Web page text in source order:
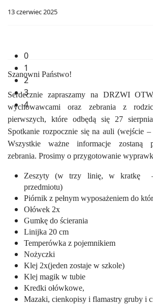
0
1
2
3
4
13 czerwiec 2025
Szanowni Państwo!
Serdecznie zapraszamy na DRZWI
wychowawcami
oraz zebrania z
pierwszych, które odbędą się 27
Spotkanie rozpocznie się na auli (wejście –
Wszystkie ważne informacje zostaną
zebrania. Prosimy o przygotowanie
Zeszyty (w trzy linię, w kratkę
przedmiotu)
Piórnik z pełnym wyposażeniem do
Ołówek 2x
Gumkę do ścierania
Linijka 20 cm
Temperówka z pojemnikiem
Nożyczki
Klej 2x(jeden zostaje w szkole)
Klej magik w tubie
Kredki ołówkowe,
Mazaki, cienkopisy i flamastry gruby i